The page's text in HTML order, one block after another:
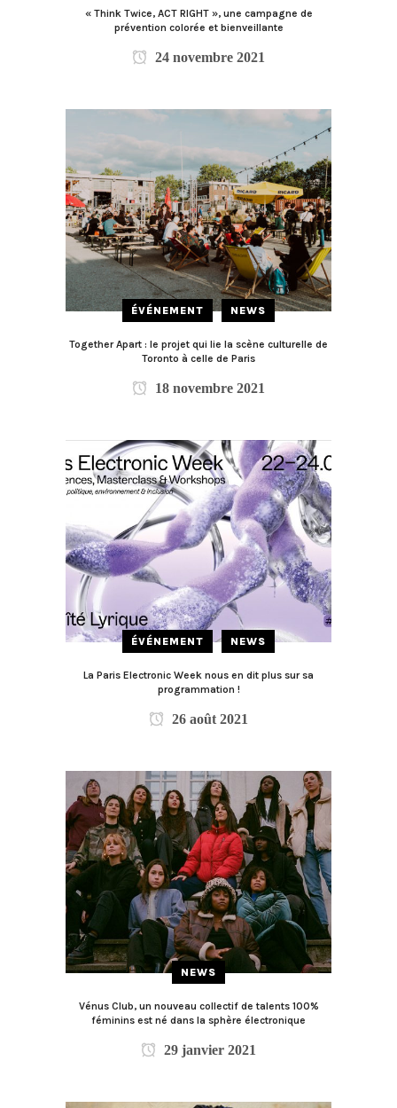
« Think Twice, ACT RIGHT », une campagne de
prévention colorée et bienveillante
24 novembre 2021
ÉVÉNEMENT NEWS
Together Apart : le projet qui lie la scène culturelle de
Toronto à celle de Paris
18 novembre 2021
ÉVÉNEMENT NEWS
La Paris Electronic Week nous en dit plus sur sa
programmation !
26 août 2021
NEWS
Vénus Club, un nouveau collectif de talents 100%
féminins est né dans la sphère électronique
29 janvier 2021